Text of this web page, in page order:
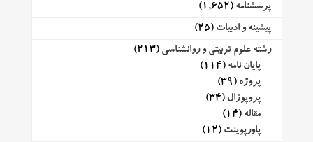
پرسشنامه (1,652)
پیشینه و ادبیات (25)
رشته علوم تربیتی و روانشناسی (213)
پایان نامه (114)
پروژه (39)
پروپوزال (34)
مقاله (14)
پاورپوینت (12)